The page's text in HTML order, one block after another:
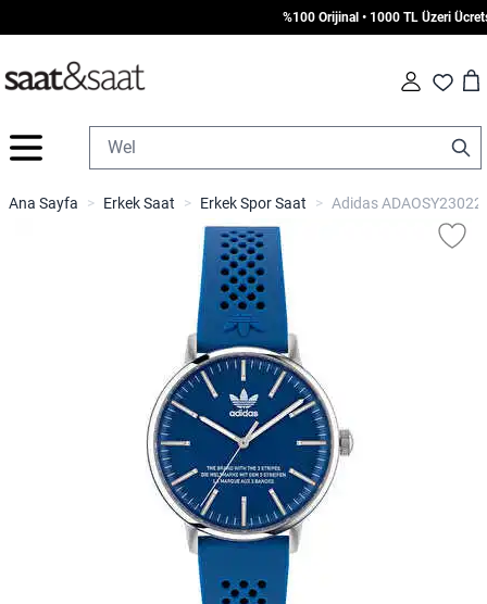
%100 Orijinal • 1000 TL Üzeri
Fav Cart
İçeriğe geç
Ana Sayfa > Erkek Saat > Erkek Spor Saat > Adidas ADAOSY23022